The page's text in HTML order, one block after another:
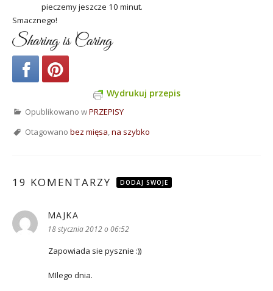
pieczemy jeszcze 10 minut.
Smacznego!
Sharing is Caring
Wydrukuj przepis
Opublikowano wPRZEPISY
Otagowano bez mięsa,na szybko
19 KOMENTARZY DODAJ SWOJE
MAJKA
18 stycznia 2012 o 06:52
Zapowiada sie pysznie :))
MIlego dnia.